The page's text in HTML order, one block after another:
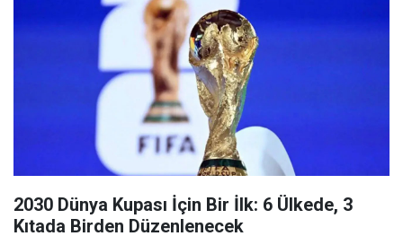
2030 Dünya Kupası İçin Bir İlk: 6 Ülkede, 3
Kıtada Birden Düzenlenecek